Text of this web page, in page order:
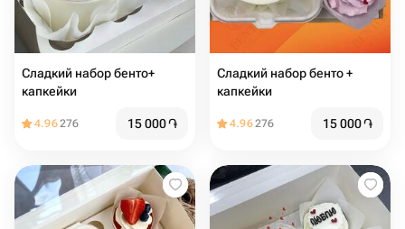
Сладкий набор бенто+
капкейки
4.96276 15 000֏
Сладкий набор бенто +
капкейки
4.96276 15 000֏